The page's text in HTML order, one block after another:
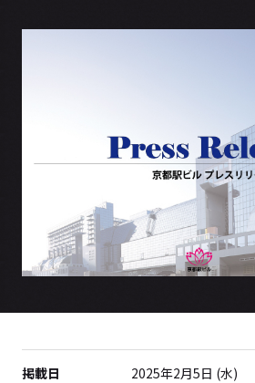
掲載日 2025年2月5日 (水)